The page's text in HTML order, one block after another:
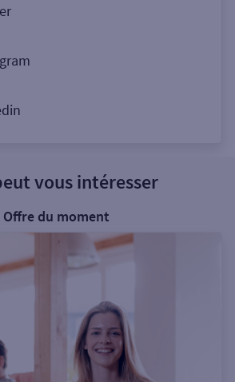
vous intéresser
Offre du moment